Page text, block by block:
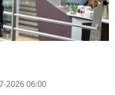
2026 06:00